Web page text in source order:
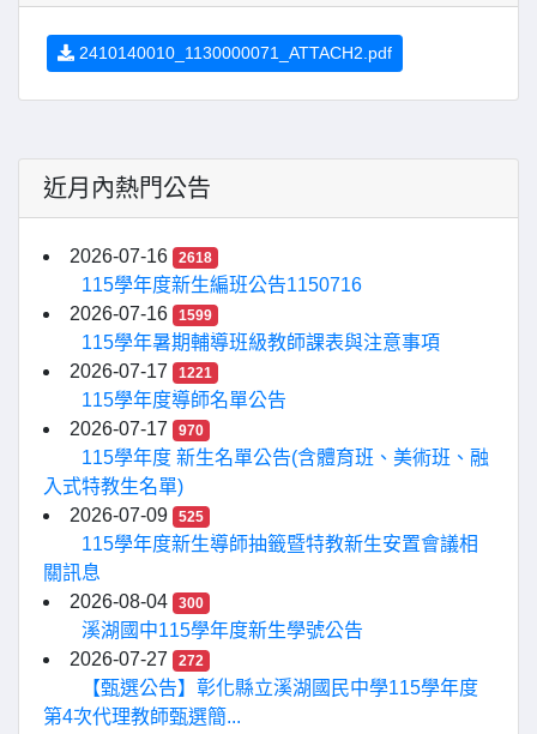
2410140010_1130000071_ATTACH2.pdf
近月內熱門公告
2026-07-16 2618
115學年度新生編班公告1150716
2026-07-16
1599
115學年暑期輔導班級教師課表與注意事項
2026-07-17
1221
115學年度導師名單公告
2026-07-17
970
115學年度 新生名單公告(含體育班、美術班、融
入式特教生名單)
2026-07-09
525
115學年度新生導師抽籤暨特教新生安置會議相
關訊息
2026-08-04
300
溪湖國中115學年度新生學號公告
2026-07-27
272
【甄選公告】彰化縣立溪湖國民中學115學年度
第4次代理教師甄選簡...